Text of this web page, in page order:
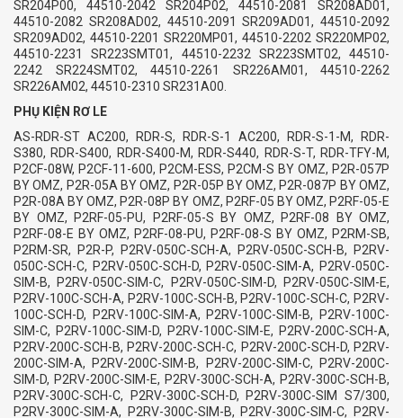
SR204P00, 44510-2042 SR204P02, 44510-2081 SR208AD01,
44510-2082 SR208AD02, 44510-2091 SR209AD01, 44510-2092
SR209AD02, 44510-2201 SR220MP01, 44510-2202 SR220MP02,
44510-2231 SR223SMT01, 44510-2232 SR223SMT02, 44510-
2242 SR224SMT02, 44510-2261 SR226AM01, 44510-2262
SR226AM02, 44510-2310 SR231A00.
PHỤ KIỆN RƠ LE
AS-RDR-ST AC200, RDR-S, RDR-S-1 AC200, RDR-S-1-M, RDR-
S380, RDR-S400, RDR-S400-M, RDR-S440, RDR-S-T, RDR-TFY-M,
P2CF-08W, P2CF-11-600, P2CM-ESS, P2CM-S BY OMZ, P2R-057P
BY OMZ, P2R-05A BY OMZ, P2R-05P BY OMZ, P2R-087P BY OMZ,
P2R-08A BY OMZ, P2R-08P BY OMZ, P2RF-05 BY OMZ, P2RF-05-E
BY OMZ, P2RF-05-PU, P2RF-05-S BY OMZ, P2RF-08 BY OMZ,
P2RF-08-E BY OMZ, P2RF-08-PU, P2RF-08-S BY OMZ, P2RM-SB,
P2RM-SR, P2R-P, P2RV-050C-SCH-A, P2RV-050C-SCH-B, P2RV-
050C-SCH-C, P2RV-050C-SCH-D, P2RV-050C-SIM-A, P2RV-050C-
SIM-B, P2RV-050C-SIM-C, P2RV-050C-SIM-D, P2RV-050C-SIM-E,
P2RV-100C-SCH-A, P2RV-100C-SCH-B, P2RV-100C-SCH-C, P2RV-
100C-SCH-D, P2RV-100C-SIM-A, P2RV-100C-SIM-B, P2RV-100C-
SIM-C, P2RV-100C-SIM-D, P2RV-100C-SIM-E, P2RV-200C-SCH-A,
P2RV-200C-SCH-B, P2RV-200C-SCH-C, P2RV-200C-SCH-D, P2RV-
200C-SIM-A, P2RV-200C-SIM-B, P2RV-200C-SIM-C, P2RV-200C-
SIM-D, P2RV-200C-SIM-E, P2RV-300C-SCH-A, P2RV-300C-SCH-B,
P2RV-300C-SCH-C, P2RV-300C-SCH-D, P2RV-300C-SIM S7/300,
P2RV-300C-SIM-A, P2RV-300C-SIM-B, P2RV-300C-SIM-C, P2RV-